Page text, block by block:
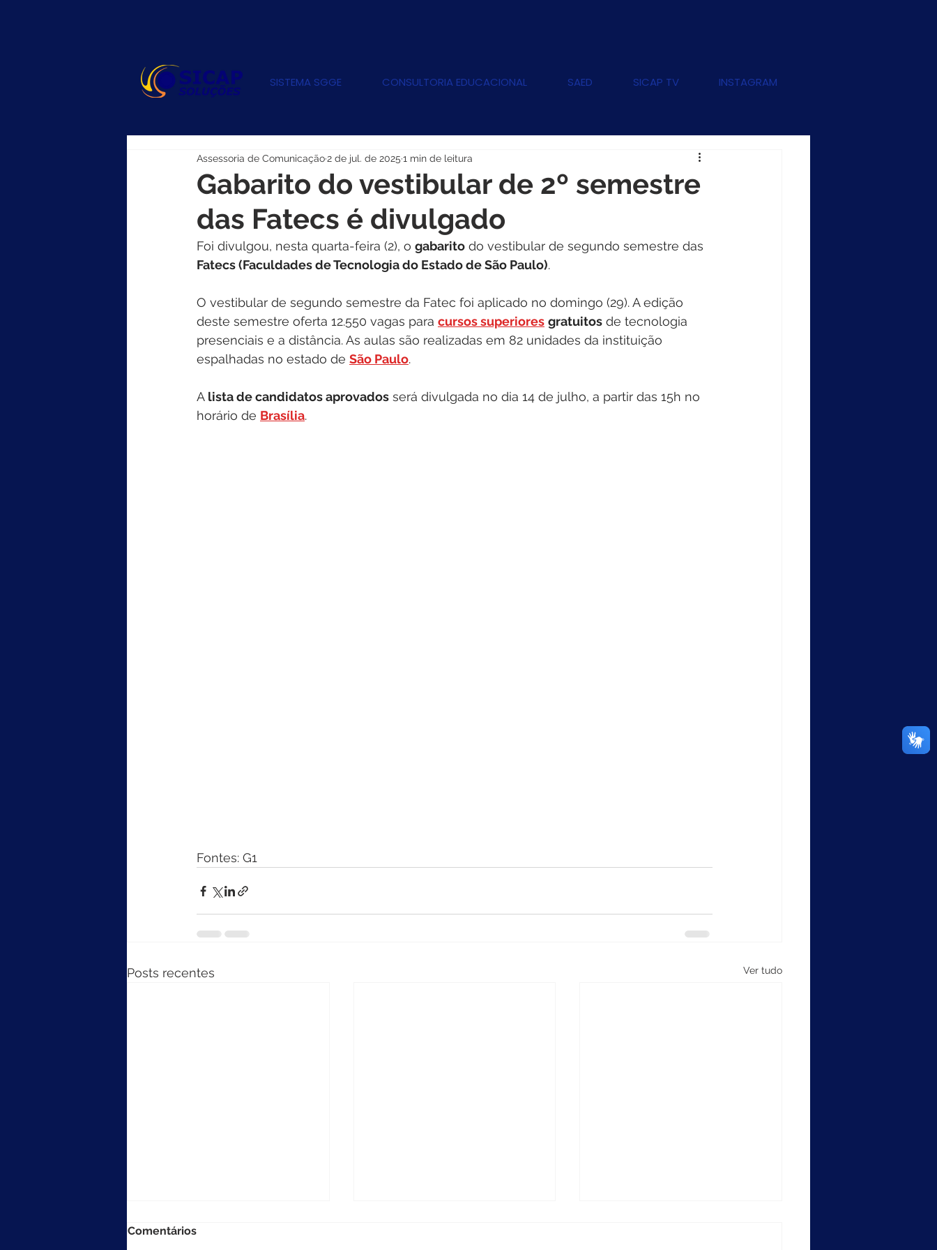
SISTEMA SGGE CONSULTORIA EDUCACIONAL SAED SICAP TV INSTAGRAM
Gabarito do vestibular de 2º semestre
das Fatecs é divulgado
Assessoria de Comunicação2 de jul. de 2025 1 min de leitura
Foi divulgou, nesta quarta-feira (2), o gabarito do vestibular de segundo semestre das
Fatecs (Faculdades de Tecnologia do Estado de São Paulo).
O vestibular de segundo semestre da Fatec foi aplicado no domingo (29). A edição
deste semestre oferta 12.550 vagas para cursos superiores gratuitos de tecnologia
presenciais e a distância. As aulas são realizadas em 82 unidades da instituição
espalhadas no estado de São Paulo.
A lista de candidatos aprovados será divulgada no dia 14 de julho, a partir das 15h no
horário de Brasília.
Fontes: G1
Posts recentes Ver tudo
Comentários